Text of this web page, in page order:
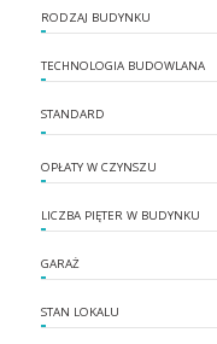
RODZAJ BUDYNKU
TECHNOLOGIA BUDOWLANA
STANDARD
OPŁATY W CZYNSZU
LICZBA PIĘTER W BUDYNKU
GARAŻ
STAN LOKALU